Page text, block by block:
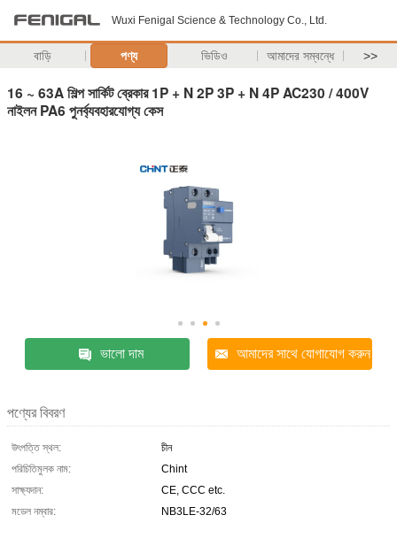
Wuxi Fenigal Science & Technology Co., Ltd.
বাড়ি পণ্য ভিডিও আমাদের সম্বন্ধে >>
16 ~ 63A শিল্প সার্কিট ব্রেকার 1P + N 2P 3P + N 4P AC230 / 400V
নাইলন PA6 পুনর্ব্যবহারযোগ্য কেস
ভালো দাম আমাদের সাথে যোগাযোগ করুন
পণ্যের বিবরণ
উৎপত্তি স্থল:
চীন
পরিচিতিমুলক নাম:
Chint
সাক্ষ্যদান:
CE, CCC etc.
মডেল নম্বার:
NB3LE-32/63